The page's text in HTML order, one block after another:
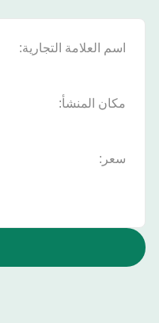
اسم العلامة التجارية:
مكان المنشأ:
سعر: